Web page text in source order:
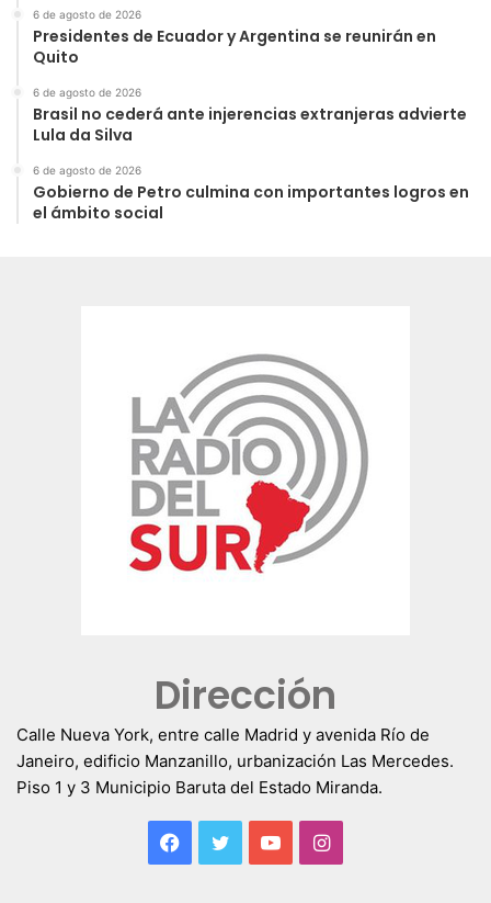
6 de agosto de 2026
Presidentes de Ecuador y Argentina se reunirán en
Quito
6 de agosto de 2026
Brasil no cederá ante injerencias extranjeras advierte
Lula da Silva
6 de agosto de 2026
Gobierno de Petro culmina con importantes logros en
el ámbito social
Dirección
Calle Nueva York, entre calle Madrid y avenida Río de
Janeiro, edificio Manzanillo, urbanización Las Mercedes.
Piso 1 y 3 Municipio Baruta del Estado Miranda.
Facebook
TwitterYouTubeInstagram